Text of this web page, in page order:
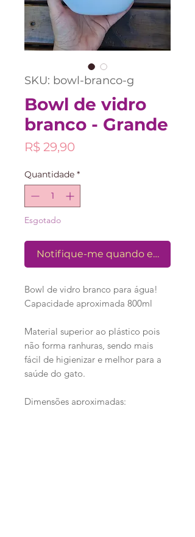
SKU: bowl-branco-g
Bowl de vidro
branco - Grande
R$ 29,90
Quantidade *
Esgotado
Notifique-me quando estiver
Bowl de vidro branco para água!
Capacidade aproximada 800ml
Material superior ao plástico pois
não forma ranhuras, sendo mais
fácil de higienizar e melhor para a
saúde do gato.
Dimensões aproximadas: